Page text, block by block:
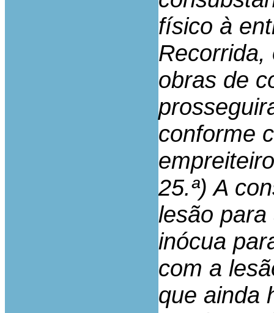
físico à
Recorrida,
obras de
conforme
25.ª) A
lesão
inócua
com a
que ainda